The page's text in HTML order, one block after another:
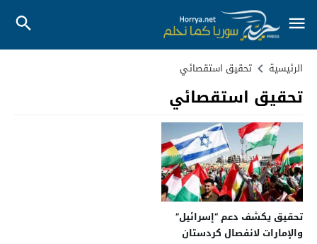
الرئيسية تحقيق استقصائي
تحقيق استقصائي
تحقيق يكشف دعم “إسرائيل”
والإمارات لانفصال كردستان